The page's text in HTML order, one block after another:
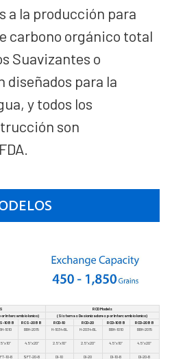
a la producción para
carbono orgánico total
Suavizantes o
diseñados para la
y todos los
son
RCD Models
Intercambio Ionico)
(Sistemas Desionizadores por Intercambio Ionico)
10BB RCS-20BB RCD-10 RCD-20 RCD-10BB
RCD-20BB
1010 BBH-2015 H-1034-BL H-2034-BL BBH-1010 BBH-2015
4.5"x20" 2.5"x10" 2.5"x20" 4.5"x10" 4.5"x20"
10-B SFT-20-B DI-10 DI-20 DI-10-B DI-20-B